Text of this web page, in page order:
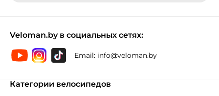
Veloman.by в социальных сетях:
Email: info@veloman.by
Категории велосипедов